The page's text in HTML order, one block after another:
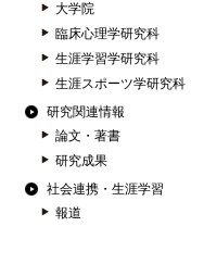
大学院
臨床心理学研究科
生涯学習学研究科
生涯スポーツ学研究科
研究関連情報
論文・著書
研究成果
社会連携・生涯学習
報道